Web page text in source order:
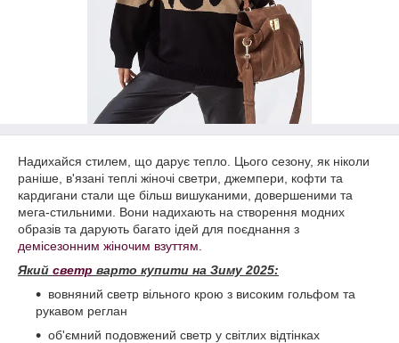
Надихайся стилем, що дарує тепло. Цього сезону, як ніколи
раніше, в'язані теплі жіночі светри, джемпери, кофти та
кардигани стали ще більш вишуканими, довершеними та
мега-стильними. Вони надихають на створення модних
образів та дарують багато ідей для поєднання з
демісезонним жіночим взуттям.
Який светр варто купити на Зиму 2025:
вовняний светр вільного крою з високим гольфом та
рукавом реглан
об'ємний подовжений светр у світлих відтінках